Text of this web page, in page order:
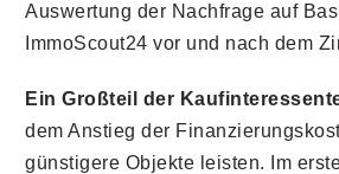
Auswertung der Nachfrage auf
ImmoScout24 vor und nach dem
Ein Großteil der
dem Anstieg der
günstigere Objekte leisten. Im